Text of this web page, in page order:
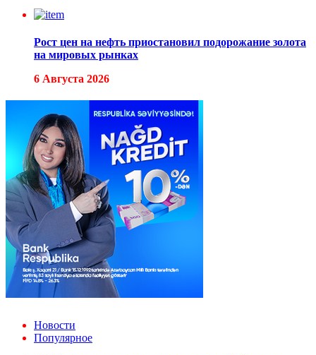
Рост цен на нефть приостановил подорожание золота
на мировых рынках
6 Августа 2026
Новости
Популярное